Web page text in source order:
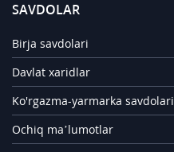
SAVDOLAR
Birja savdolari
Davlat xaridlar
Ko'rgazma-yarmarka savdolari
Ochiq ma’lumotlar